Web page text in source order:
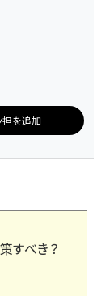
を追加
すべき？